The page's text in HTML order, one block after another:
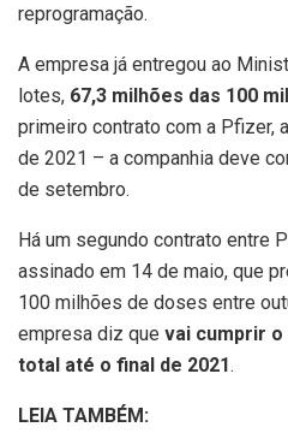
reprogramação.
A empresa já entregou ao
lotes, 67,3 milhões das 100
primeiro contrato com a Pfizer,
de 2021 – a companhia deve
de setembro.
Há um segundo contrato entre
assinado em 14 de maio, que
100 milhões de doses entre
empresa diz que vai cumprir
total até o final de 2021.
LEIA TAMBÉM: